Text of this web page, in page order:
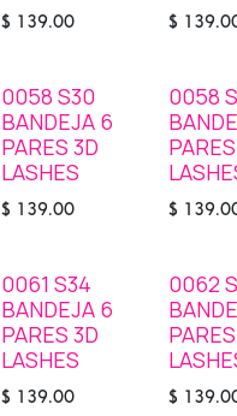
$ 139.00 $
STOCK
0058 S30
BANDEJA 6
PARES 3D
LASHES
$ 139.00
STOCK
0058
$
0061 S34
BANDEJA 6
PARES 3D
LASHES
$ 139.00
STOCK
0062
$